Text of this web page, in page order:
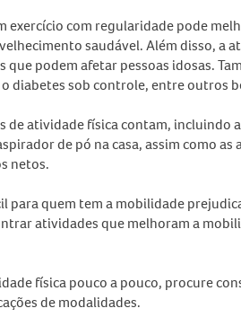
exercício com regularidade pode
saudável. Além disso, a
que podem afetar pessoas idosas.
diabetes sob controle, entre outros
deatividade físicacontam, incluindo
de pó na casa, assim como
netos.
para quem tem a mobilidade
atividades que melhoram a
física pouco a pouco, procure
de modalidades.